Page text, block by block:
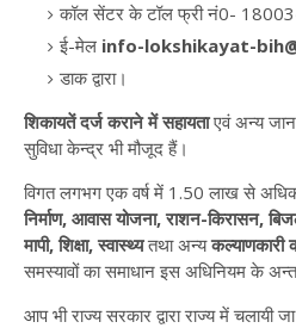
कॉल सेंटर के टॉल फ्री नं0-
ई-मेल info-lokshikayat-
डाक द्वारा।
शिकायतें दर्ज कराने में सहायताएवं अन्य
सुविधा केन्द्र भी मौजूद हैं।
विगत लगभग एक वर्ष में 1.50 लाख से
निर्माण, आवास योजना, राशन-किरासन,
मापी, शिक्षा, स्वास्थ्यतथा अन्यकल्याणकारी
समस्यावों का समाधान इस अधिनियम के
आप भी राज्य सरकार द्वारा राज्य में चलायी